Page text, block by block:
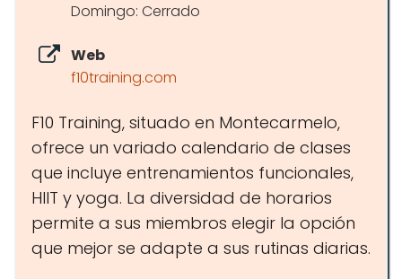
Domingo: Cerrado
Web
f10training.com
F10 Training, situado en Montecarmelo,
ofrece un variado calendario de clases
que incluye entrenamientos funcionales,
HIIT y yoga. La diversidad de horarios
permite a sus miembros elegir la opción
que mejor se adapte a sus rutinas diarias.